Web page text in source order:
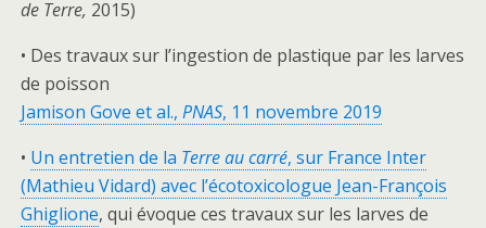
de Terre, 2015)
• Des travaux sur l’ingestion de plastique par les larves
de poisson
Jamison Gove et al., PNAS, 11 novembre 2019
• Un entretien de la Terre au carré, sur France Inter
(Mathieu Vidard) avec l’écotoxicologue Jean-François
Ghiglione, qui évoque ces travaux sur les larves de